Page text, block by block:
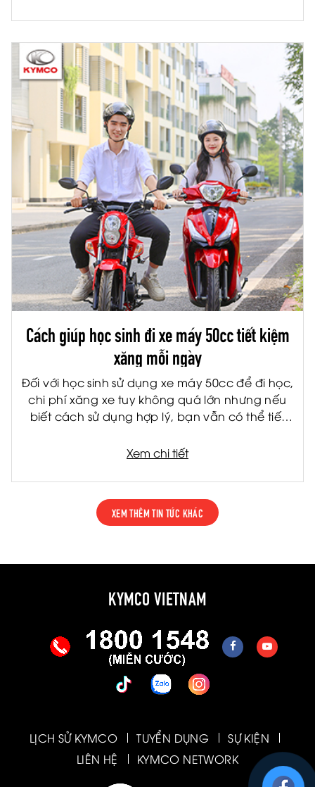
Cách giúp học sinh đi xe máy 50cc tiết kiệm
xăng mỗi ngày
Đối với học sinh sử dụng xe máy 50cc để đi học,
chi phí xăng xe tuy không quá lớn nhưng nếu
biết cách sử dụng hợp lý, bạn vẫn có thể tiết
chi phí cho gia đình, việc tiết kiệm nhiên liệu còn
hóc về lâu dài.
Xem chi tiết
XEM THÊM TIN TỨC KHÁC
KYMCO VIETNAM
LỊCH SỬ KYMCO TUYỂN DỤNG
SỰ KIỆN
LIÊN HỆ
KYMCO NETWORK